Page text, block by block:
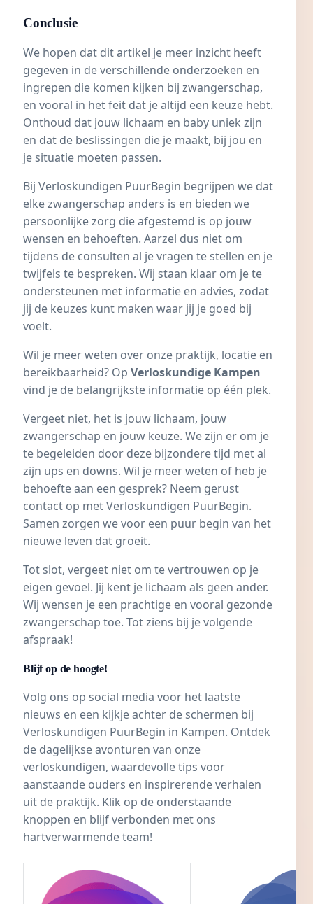
Conclusie
We hopen dat dit artikel je meer inzicht heeft
gegeven in de verschillende onderzoeken en
ingrepen die komen kijken bij zwangerschap,
en vooral in het feit dat je altijd een keuze hebt.
Onthoud dat jouw lichaam en baby uniek zijn
en dat de beslissingen die je maakt, bij jou en
je situatie moeten passen.
Bij Verloskundigen PuurBegin begrijpen we dat
elke zwangerschap anders is en bieden we
persoonlijke zorg die afgestemd is op jouw
wensen en behoeften. Aarzel dus niet om
tijdens de consulten al je vragen te stellen en je
twijfels te bespreken. Wij staan klaar om je te
ondersteunen met informatie en advies, zodat
jij de keuzes kunt maken waar jij je goed bij
voelt.
Wil je meer weten over onze praktijk, locatie en
bereikbaarheid? Op Verloskundige Kampen
vind je de belangrijkste informatie op één plek.
Vergeet niet, het is jouw lichaam, jouw
zwangerschap en jouw keuze. We zijn er om je
te begeleiden door deze bijzondere tijd met al
zijn ups en downs. Wil je meer weten of heb je
behoefte aan een gesprek? Neem gerust
contact op met Verloskundigen PuurBegin.
Samen zorgen we voor een puur begin van het
nieuwe leven dat groeit.
Tot slot, vergeet niet om te vertrouwen op je
eigen gevoel. Jij kent je lichaam als geen ander.
Wij wensen je een prachtige en vooral gezonde
zwangerschap toe. Tot ziens bij je volgende
afspraak!
Blijf op de hoogte!
Volg ons op social media voor het laatste
nieuws en een kijkje achter de schermen bij
Verloskundigen PuurBegin in Kampen. Ontdek
de dagelijkse avonturen van onze
verloskundigen, waardevolle tips voor
aanstaande ouders en inspirerende verhalen
uit de praktijk. Klik op de onderstaande
knoppen en blijf verbonden met ons
hartverwarmende team!